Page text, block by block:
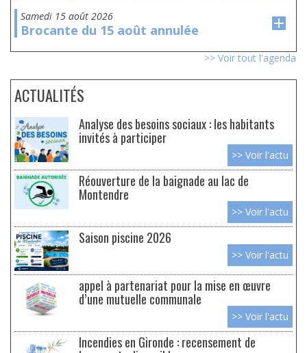
samedi 15 août 2026
Brocante du 15 août annulée
>> Voir tout l'agenda
ACTUALITÉS
Analyse des besoins sociaux : les habitants
invités à participer
>> Voir l'actu
Réouverture de la baignade au lac de
Montendre
>> Voir l'actu
Saison piscine 2026
>> Voir l'actu
appel à partenariat pour la mise en œuvre
d’une mutuelle communale
>> Voir l'actu
Incendies en Gironde : recensement de